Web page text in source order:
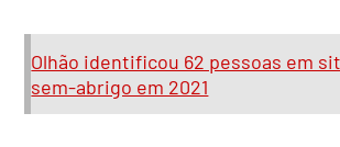
Olhão identificou 62 pessoas em
sem-abrigo em 2021